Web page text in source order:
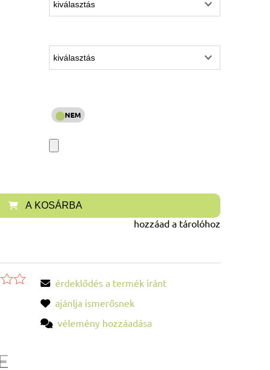
A KOSÁRBA
hozzáad a tárolóhoz
érdeklődés a termék iránt
ajánlja ismerősnek
vélemény hozzáadása